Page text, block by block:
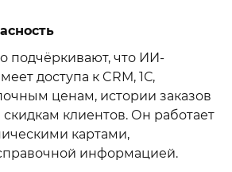
подчёркивают, что ИИ-
доступа к CRM, 1С,
ценам, истории заказов
клиентов. Он работает
картами,
информацией.